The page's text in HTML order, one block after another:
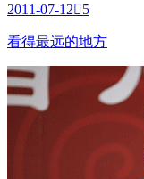
2011-07-125
看得最远的地方